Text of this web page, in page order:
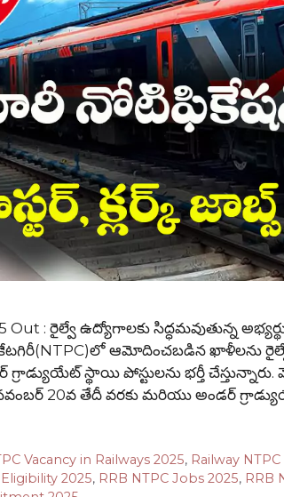
Out : రైల్వే ఉద్యోగాలకు సిద్ధమవుతున్న
ఆమోదించబడిన ఖాళీలను రైల్వే
స్థాయి పోస్టులను భర్తీ
నవంబర్ 20వ తేదీ వరకు మరియు అండర్
Vacancy in Railways 2025, Railway
2025, RRB NTPC Jobs 2025, RRB